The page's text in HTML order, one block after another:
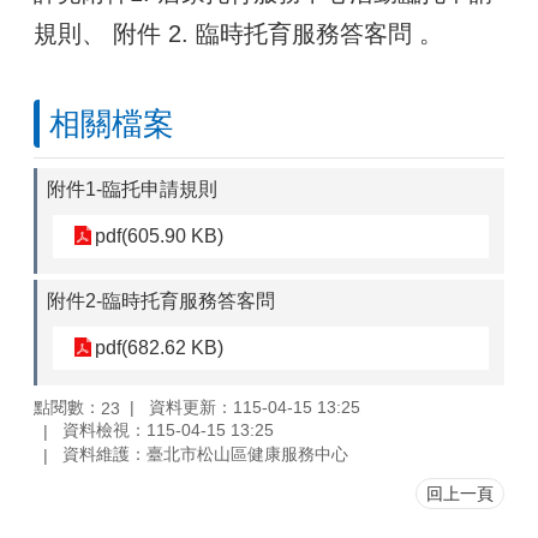
規則、 附件 2. 臨時托育服務答客問 。
相關檔案
附件1-臨托申請規則
pdf(605.90 KB)
附件2-臨時托育服務答客問
pdf(682.62 KB)
點閱數： 23
資料更新：115-04-15 13:25
資料檢視：115-04-15 13:25
資料維護：臺北市松山區健康服務中心
回上一頁